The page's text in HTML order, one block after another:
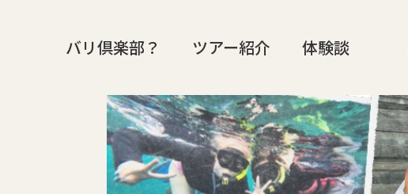
バリ倶楽部？ ツアー紹介 体験談